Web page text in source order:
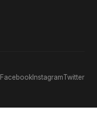
FacebookInstagramTwitter